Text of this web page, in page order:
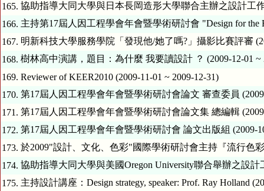
165.
166. 主持第17屆人因工程學會年會暨學術研討會 "Design for the
167. 明新科技大學服務學院「發現他/她了嗎?」攝影比賽評審
168. 樹林高中演講，題目：為什麼 我要讀設計 ？ (2009-12-01 ~
169. Reviewer of KEER2010 (2009-11-01 ~ 2009-12-31)
170. 第17屆人因工程學會年會暨學術研討會論文 審查委員
171. 第17屆人因工程學會年會暨學術研討會論文集 總編輯
172. 第17屆人因工程學會年會暨學術研討會 論文出版組 (2009-
173. 於2009"設計、文化、色彩"國際學術研討會主持『流行色
174. 協助指導大同大學與美國Oregon University聯合舉辦之設計
175. 主持設計講座：Design strategy, speaker: Prof. Ray Holland